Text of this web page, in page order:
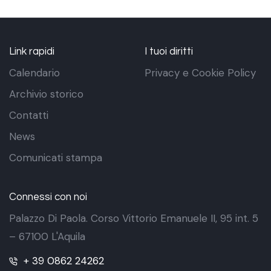
Link rapidi
Calendario
Archivio storico
Contatti
News
Comunicati stampa
I tuoi diritti
Privacy e Cookie Policy
Connessi con noi
Palazzo Di Paola. Corso Vittorio Emanuele II, 95 int. 5
– 67100 L'Aquila
+ 39 0862 24262